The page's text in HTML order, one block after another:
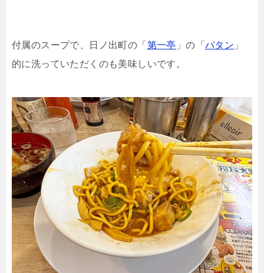
付属のスープで、日ノ出町の「 第一亭 」の「パタン 」
的に洗っていただくのも美味しいです。